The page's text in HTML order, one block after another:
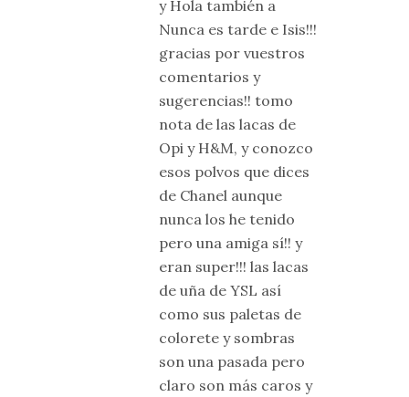
y Hola también a
Nunca es tarde e Isis!!!
gracias por vuestros
comentarios y
sugerencias!! tomo
nota de las lacas de
Opi y H&M, y conozco
esos polvos que dices
de Chanel aunque
nunca los he tenido
pero una amiga sí!! y
eran super!!! las lacas
de uña de YSL así
como sus paletas de
colorete y sombras
son una pasada pero
claro son más caros y